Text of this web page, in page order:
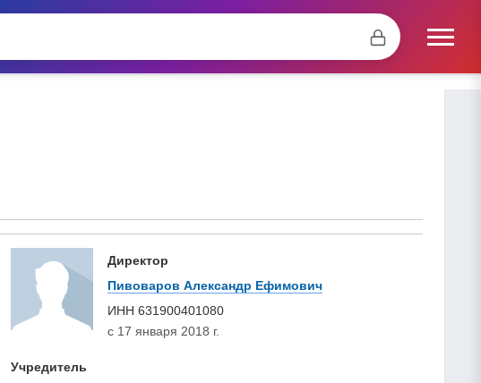
Директор
Пивоваров Александр Ефимович
ИНН 631900401080
с 17 января 2018 г.
Учредитель